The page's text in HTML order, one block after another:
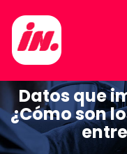
Datos que
¿Cómo son